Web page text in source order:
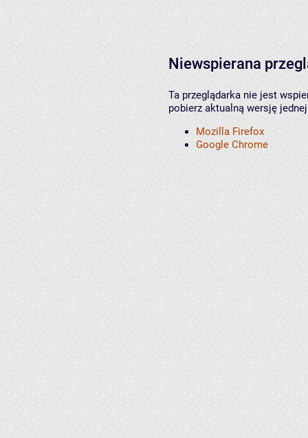
Niewspierana
Ta przeglądarka nie jest
pobierz aktualną wersję
Mozilla Firefox
Google Chrome